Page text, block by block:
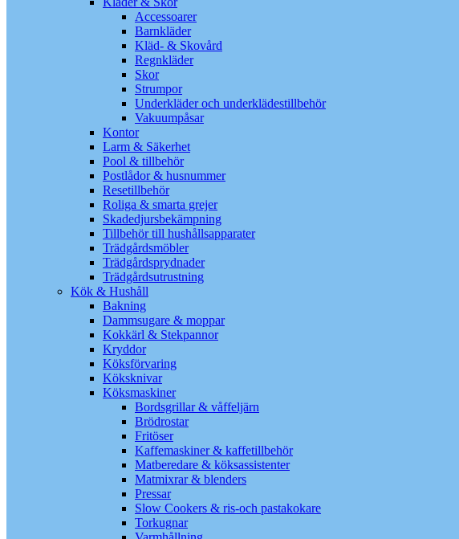
Accessoarer
Barnkläder
Kläd- & Skovård
Regnkläder
Skor
Strumpor
Underkläder och underklädestillbehör
Vakuumpåsar
Kontor
Larm & Säkerhet
Pool & tillbehör
Postlådor & husnummer
Resetillbehör
Roliga & smarta grejer
Skadedjursbekämpning
Tillbehör till hushållsapparater
Trädgårdsmöbler
Trädgårdsprydnader
Trädgårdsutrustning
Kök & Hushåll
Bakning
Dammsugare & moppar
Kokkärl & Stekpannor
Kryddor
Köksförvaring
Köksknivar
Köksmaskiner
Bordsgrillar & våffeljärn
Brödrostar
Fritöser
Kaffemaskiner & kaffetillbehör
Matberedare & köksassistenter
Matmixrar & blenders
Pressar
Slow Cookers & ris-och pastakokare
Torkugnar